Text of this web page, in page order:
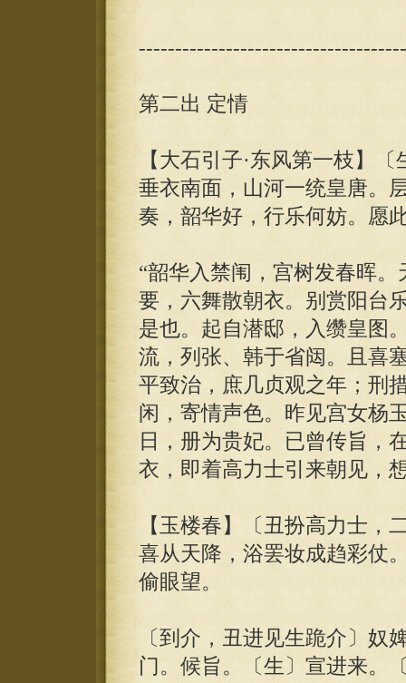
第二出 定情
【大石引子·东风第一枝】
垂衣南面，山河一统皇唐。
奏，韶华好，行乐何妨。愿
“韶华入禁闱，宫树发春晖
要，六舞散朝衣。别赏阳台
是也。起自潜邸，入缵皇图
流，列张、韩于省闼。且喜
平致治，庶几贞观之年；刑
闲，寄情声色。昨见宫女杨
日，册为贵妃。已曾传旨，
衣，即着高力士引来朝见，
【玉楼春】〔丑扮高力士，
喜从天降，浴罢妆成趋彩仗
偷眼望。
〔到介，丑进见生跪介〕奴
门。候旨。〔生〕宣进来。